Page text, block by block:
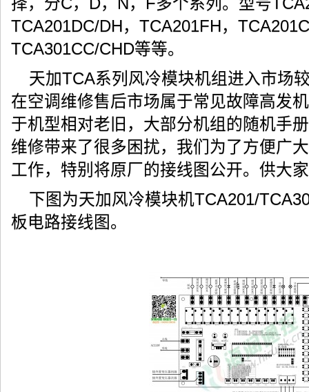
TCA201DC/DH，TCA201FH，
TCA301CC/CHD等等。
天加TCA系列风冷模块机组进入市场
在空调维修售后市场属于常见故障高发
于机型相对老旧，大部分机组的随机手
维修带来了很多困扰，我们为了方便广
工作，特别将原厂的接线图公开。供大
下图为天加风冷模块机TCA201/
板电路接线图。